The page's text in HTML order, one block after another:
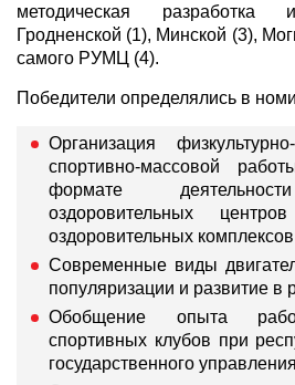
методическая
Гродненской (1), Минской (3),
самого РУМЦ (4).
Победители определялись в
Организация
спортивно-массовой
формате
оздоровительных
оздоровительных комплексов
Современные виды
популяризации и развитие в
Обобщение опыта
спортивных клубов при
государственного управления